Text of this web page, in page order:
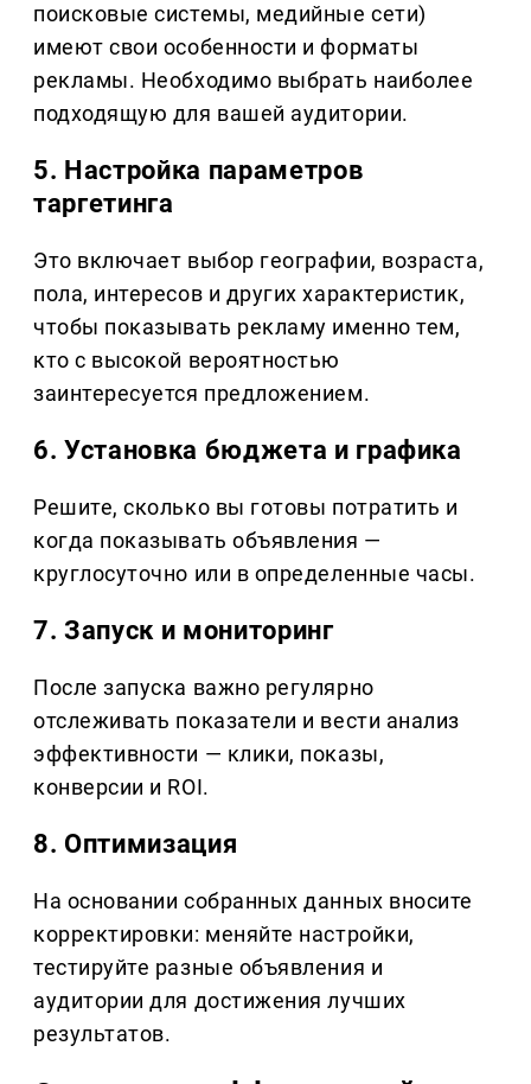
поисковые системы, медийные сети)
имеют свои особенности и форматы
рекламы. Необходимо выбрать наиболее
подходящую для вашей аудитории.
5. Настройка параметров
таргетинга
Это включает выбор географии, возраста,
пола, интересов и других характеристик,
чтобы показывать рекламу именно тем,
кто с высокой вероятностью
заинтересуется предложением.
6. Установка бюджета и графика
Решите, сколько вы готовы потратить и
когда показывать объявления —
круглосуточно или в определенные часы.
7. Запуск и мониторинг
После запуска важно регулярно
отслеживать показатели и вести анализ
эффективности — клики, показы,
конверсии и ROI.
8. Оптимизация
На основании собранных данных вносите
корректировки: меняйте настройки,
тестируйте разные объявления и
аудитории для достижения лучших
результатов.